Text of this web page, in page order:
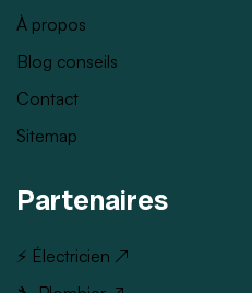
À propos
Blog conseils
Contact
Sitemap
Partenaires
⚡ Électricien ↗